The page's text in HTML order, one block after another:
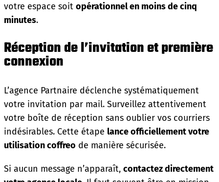
votre espace soit opérationnel en moins de cinq
minutes.
Réception de l’invitation et première
connexion
L’agence Partnaire déclenche systématiquement
votre invitation par mail. Surveillez attentivement
votre boîte de réception sans oublier vos courriers
indésirables. Cette étape lance officiellement votre
utilisation coffreo de manière sécurisée.
Si aucun message n’apparaît, contactez directement